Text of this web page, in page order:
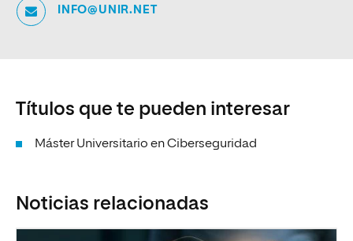
INFO@UNIR.NET
Títulos que te pueden interesar
Máster Universitario en Ciberseguridad
Noticias relacionadas